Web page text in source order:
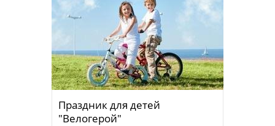
Праздник для детей
"Велогерой"